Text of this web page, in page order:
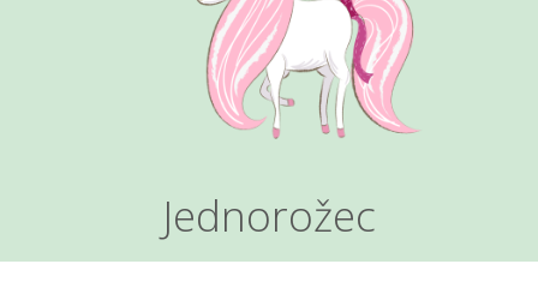
Jednorožec